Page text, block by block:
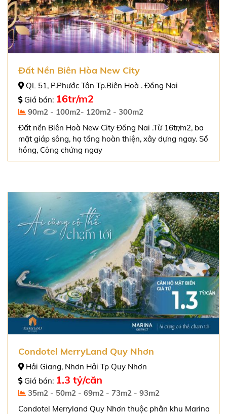
Đất Nền Biên Hòa New City
QL 51, P.Phước Tân Tp.Biên Hoà . Đồng Nai
Giá bán: 16tr/m2
90m2 - 100m2- 120m2 - 300m2
Đất nền Biên Hoà New City Đồng Nai .Từ 16tr/m2, ba
mặt giáp sông, hạ tầng hoàn thiện, xây dựng ngay. Sổ
hồng, Công chứng ngay
Condotel MerryLand Quy Nhơn
Hải Giang, Nhơn Hải Tp Quy Nhơn
Giá bán: 1.3 tỷ/căn
35m2 - 50m2 - 69m2 - 73m2 - 93m2
Condotel Merryland Quy Nhơn thuộc phân khu Marina